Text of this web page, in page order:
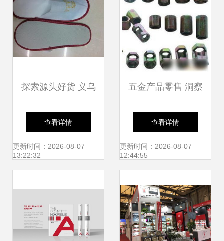
探索源头好货 义乌
国际商贸城四区黄
国富日用品105g牙
查看详情
更新时间：2026-08-07
13:22:32
五金产品零售 洞察
行业趋势与经营策
略
查看详情
更新时间：2026-08-07
12:44:55